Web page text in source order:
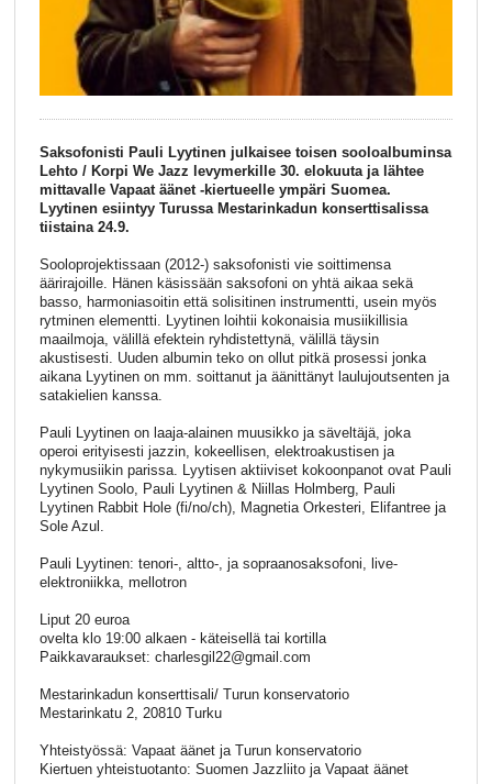
Saksofonisti Pauli Lyytinen julkaisee toisen sooloalbuminsa
Lehto / Korpi We Jazz levymerkille 30. elokuuta ja lähtee
mittavalle Vapaat äänet -kiertueelle ympäri Suomea.
Lyytinen esiintyy Turussa Mestarinkadun konserttisalissa
tiistaina 24.9.
Sooloprojektissaan (2012-) saksofonisti vie soittimensa
äärirajoille. Hänen käsissään saksofoni on yhtä aikaa sekä
basso, harmoniasoitin että solisitinen instrumentti, usein myös
rytminen elementti. Lyytinen loihtii kokonaisia musiikillisia
maailmoja, välillä efektein ryhdistettynä, välillä täysin
akustisesti. Uuden albumin teko on ollut pitkä prosessi jonka
aikana Lyytinen on mm. soittanut ja äänittänyt laulujoutsenten ja
satakielien kanssa.
Pauli Lyytinen on laaja-alainen muusikko ja säveltäjä, joka
operoi erityisesti jazzin, kokeellisen, elektroakustisen ja
nykymusiikin parissa. Lyytisen aktiiviset kokoonpanot ovat Pauli
Lyytinen Soolo, Pauli Lyytinen & Niillas Holmberg, Pauli
Lyytinen Rabbit Hole (fi/no/ch), Magnetia Orkesteri, Elifantree ja
Sole Azul.
Pauli Lyytinen: tenori-, altto-, ja sopraanosaksofoni, live-
elektroniikka, mellotron
Liput 20 euroa
ovelta klo 19:00 alkaen - käteisellä tai kortilla
Paikkavaraukset: charlesgil22@gmail.com
Mestarinkadun konserttisali/ Turun konservatorio
Mestarinkatu 2, 20810 Turku
Yhteistyössä: Vapaat äänet ja Turun konservatorio
Kiertuen yhteistuotanto: Suomen Jazzliito ja Vapaat äänet